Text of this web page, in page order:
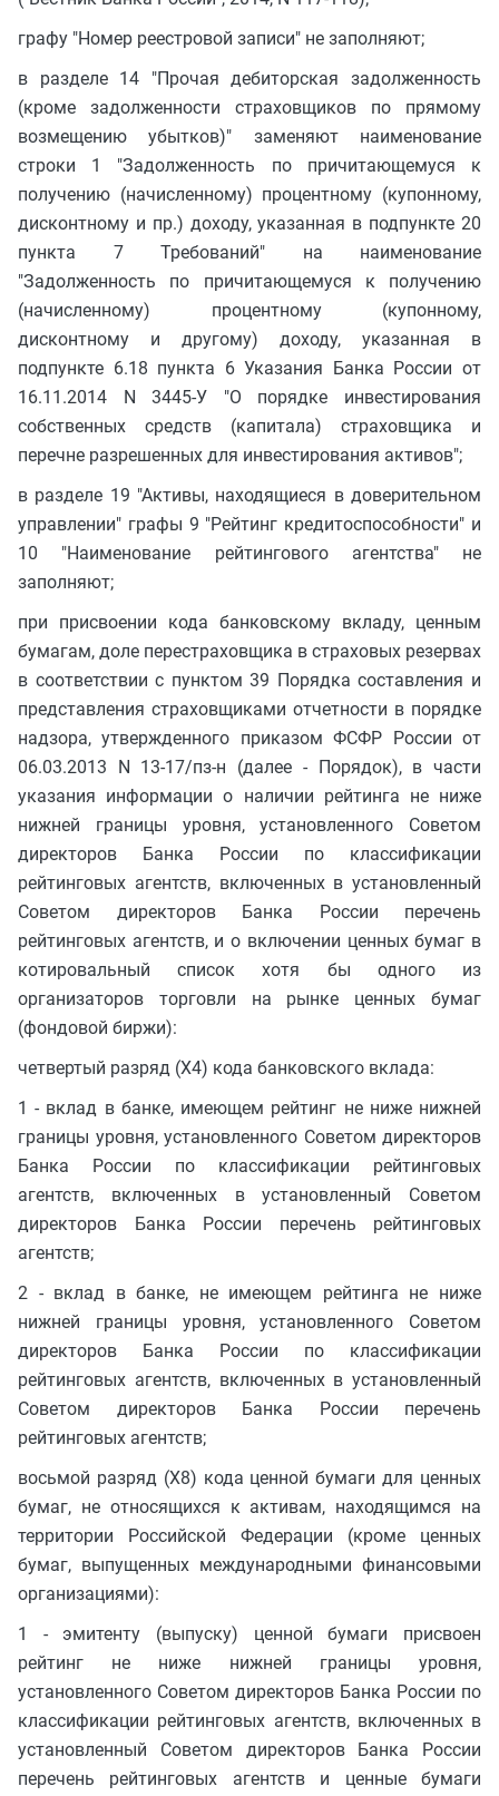
графу "Номер реестровой записи" не заполняют;
в разделе 14 "Прочая дебиторская задолженность
(кроме задолженности страховщиков по прямому
возмещению убытков)" заменяют наименование
строки 1 "Задолженность по причитающемуся к
получению (начисленному) процентному (купонному,
дисконтному и пр.) доходу, указанная в подпункте 20
пункта 7 Требований" на наименование
"Задолженность по причитающемуся к получению
(начисленному) процентному (купонному,
дисконтному и другому) доходу, указанная в
подпункте 6.18 пункта 6 Указания Банка России от
16.11.2014 N 3445-У "О порядке инвестирования
собственных средств (капитала) страховщика и
перечне разрешенных для инвестирования активов";
в разделе 19 "Активы, находящиеся в доверительном
управлении" графы 9 "Рейтинг кредитоспособности" и
10 "Наименование рейтингового агентства" не
заполняют;
при присвоении кода банковскому вкладу, ценным
бумагам, доле перестраховщика в страховых резервах
в соответствии с пунктом 39 Порядка составления и
представления страховщиками отчетности в порядке
надзора, утвержденного приказом ФСФР России от
06.03.2013 N 13-17/пз-н (далее - Порядок), в части
указания информации о наличии рейтинга не ниже
нижней границы уровня, установленного Советом
директоров Банка России по классификации
рейтинговых агентств, включенных в установленный
Советом директоров Банка России перечень
рейтинговых агентств, и о включении ценных бумаг в
котировальный список хотя бы одного из
организаторов торговли на рынке ценных бумаг
(фондовой биржи):
четвертый разряд (X4) кода банковского вклада:
1 - вклад в банке, имеющем рейтинг не ниже нижней
границы уровня, установленного Советом директоров
Банка России по классификации рейтинговых
агентств, включенных в установленный Советом
директоров Банка России перечень рейтинговых
агентств;
2 - вклад в банке, не имеющем рейтинга не ниже
нижней границы уровня, установленного Советом
директоров Банка России по классификации
рейтинговых агентств, включенных в установленный
Советом директоров Банка России перечень
рейтинговых агентств;
восьмой разряд (X8) кода ценной бумаги для ценных
бумаг, не относящихся к активам, находящимся на
территории Российской Федерации (кроме ценных
бумаг, выпущенных международными финансовыми
организациями):
1 - эмитенту (выпуску) ценной бумаги присвоен
рейтинг не ниже нижней границы уровня,
установленного Советом директоров Банка России по
классификации рейтинговых агентств, включенных в
установленный Советом директоров Банка России
перечень рейтинговых агентств и ценные бумаги